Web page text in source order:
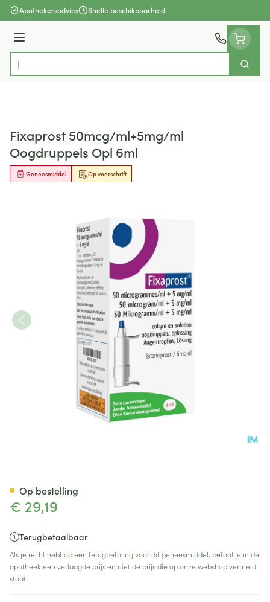
Ga naar de inhoud
Apothekersadvies Snelle beschikbaarheid
Menu
Product, merk, categorie...
Zoek
Fixaprost 50mcg/ml+5mg/ml
Oogdruppels Opl 6ml
Op voorschrift
Geneesmiddel
€ 29,19
Terugbetaalbaar
Als je recht hebt op een terugbetaling voor dit geneesmiddel, betaal je in de
apotheek een verlaagde prijs en niet de prijs die op onze webshop vermeld
staat.
Op bestelling